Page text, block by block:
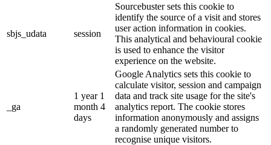
sbjs_udata session
Sourcebuster sets this cookie to
identify the source of a visit and stores
user action information in cookies.
This analytical and behavioural cookie
is used to enhance the visitor
experience on the website.
_ga
1 year 1
month 4
days
Google Analytics sets this cookie to
calculate visitor, session and campaign
data and track site usage for the site's
analytics report. The cookie stores
information anonymously and assigns
a randomly generated number to
recognise unique visitors.